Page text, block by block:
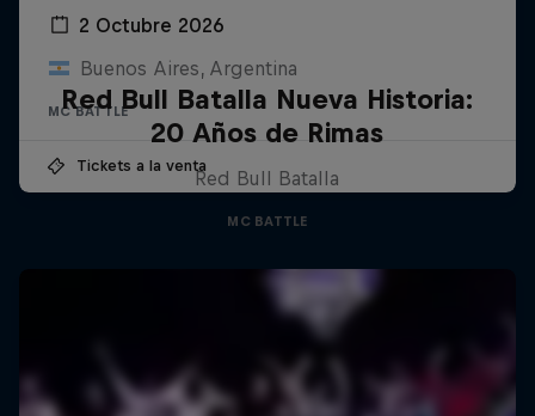
2 Octubre 2026
Buenos Aires, Argentina
MC BATTLE
Tickets a la venta
Red Bull Batalla Nueva Historia:
20 Años de Rimas
Red Bull Batalla
MC BATTLE